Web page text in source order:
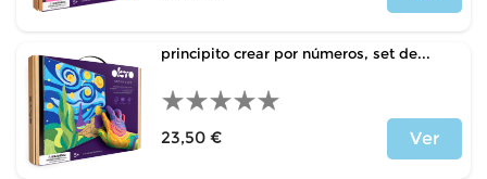
principito crear por números, set de...
23,50 €
Ver